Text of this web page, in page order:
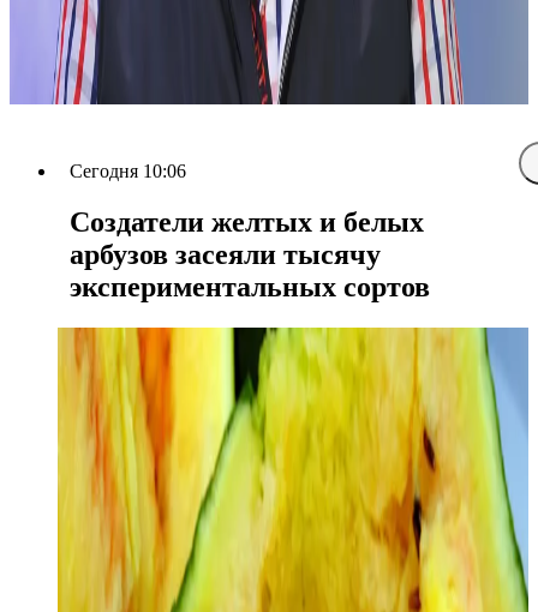
Сегодня 10:06
Создатели желтых и белых
арбузов засеяли тысячу
экспериментальных сортов